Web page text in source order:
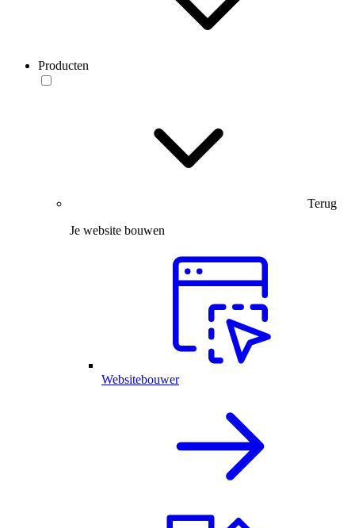
Producten
Terug
Je website bouwen
Websitebouwer